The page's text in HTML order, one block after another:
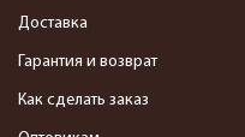
Доставка
Гарантия и возврат
Как сделать заказ